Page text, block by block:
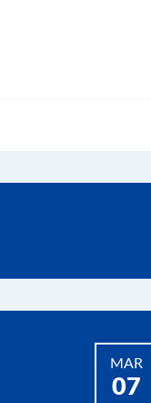
MAR
07